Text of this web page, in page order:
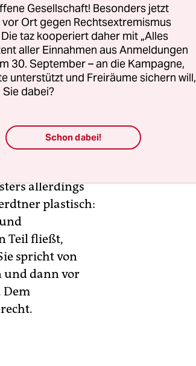
ein neues
„massiven“
sozialen
es ist richtig
gab es
allerdings
plastisch:
Teil fließt,
spricht von
und dann vor
Dem
Gesellschaft! Besonders jetzt
Ort gegen Rechtsextremismus
taz kooperiert daher mit „Alles
aller Einnahmen aus Anmeldungen
30. September – an die Kampagne,
unterstützt und Freiräume sichern will,
dabei?
Schon dabei!